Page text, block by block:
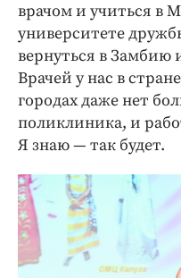
врачом и учиться в
университете
вернуться в Замбию
Врачей у нас в
городах даже нет
поликлиника, и
Я знаю — так будет.